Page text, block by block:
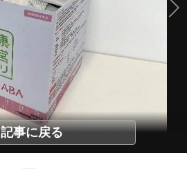
記事に戻る